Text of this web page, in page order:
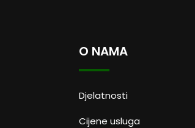
O NAMA
Djelatnosti
Cijene usluga